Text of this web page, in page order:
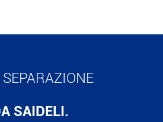
SAIDELI.